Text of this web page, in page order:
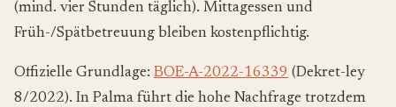
(mind. vier Stunden täglich). Mittagessen und
Früh-/Spätbetreuung bleiben kostenpflichtig.
Offizielle Grundlage: BOE-A-2022-16339 (Dekret-ley
8/2022). In Palma führt die hohe Nachfrage trotzdem